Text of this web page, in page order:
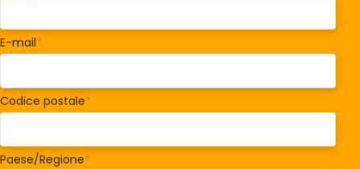
E-mail*
Codice postale*
Paese/Regione*